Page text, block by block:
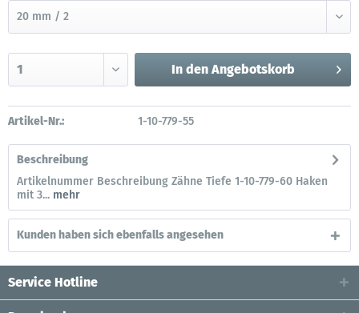
In den Angebotskorb
Artikel-Nr.: 1-10-779-55
Beschreibung
Artikelnummer Beschreibung Zähne Tiefe 1-10-779-60 Haken
mit 3... mehr
Kunden haben sich ebenfalls angesehen
Service Hotline